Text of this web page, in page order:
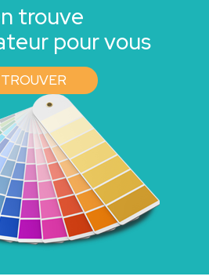
trouve
pour vous
TROUVER